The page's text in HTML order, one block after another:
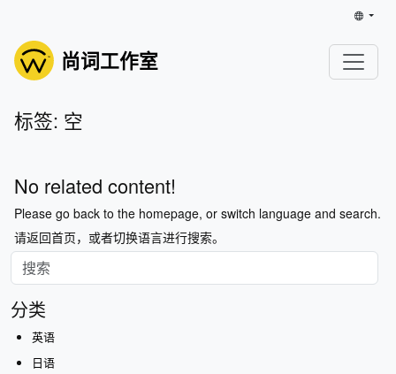
尚词工作室
标签: 空
No related content!
Please go back to the homepage, or switch language and search.
请返回首页，或者切换语言进行搜索。
分类
英语
日语